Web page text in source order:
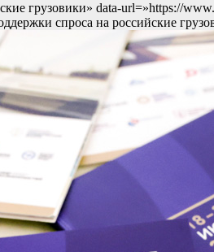
грузовики» data-url=»https://
спроса на российские